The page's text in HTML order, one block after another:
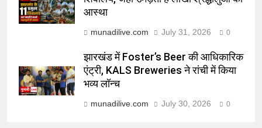
आस्था
munadilive.com July 31, 2026 0
झारखंड में Foster’s Beer की आधिकारिक
एंट्री, KALS Breweries ने रांची में किया
भव्य लॉन्च
munadilive.com July 30, 2026 0